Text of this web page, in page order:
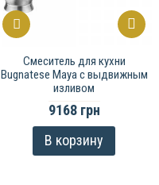
Смеситель для кухни
Bugnatese Maya с выдвижным
изливом
9168 грн
В корзину